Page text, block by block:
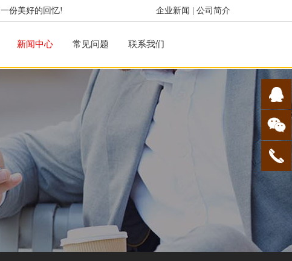
企业新闻 公司简介
份美好的回忆!
新闻中心 常见问题 联系我们